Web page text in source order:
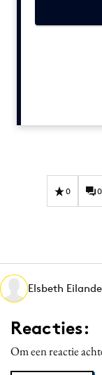
Campagnes
Data & Insights
Digital
Interne communicatie
Martech
Media
0 0
Elsbeth
Reacties:
Om een reactie